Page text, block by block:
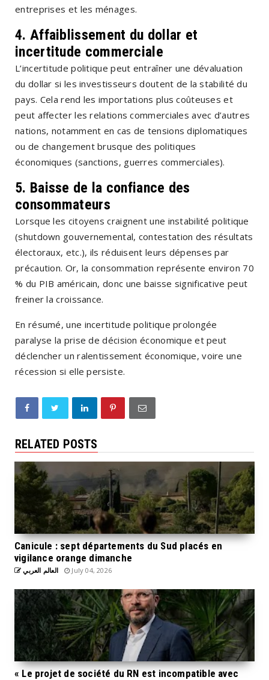
entreprises et les ménages.
4. Affaiblissement du dollar et
incertitude commerciale
L’incertitude politique peut entraîner une dévaluation
du dollar si les investisseurs doutent de la stabilité du
pays. Cela rend les importations plus coûteuses et
peut affecter les relations commerciales avec d’autres
nations, notamment en cas de tensions diplomatiques
ou de changement brusque des politiques
économiques (sanctions, guerres commerciales).
5. Baisse de la confiance des
consommateurs
Lorsque les citoyens craignent une instabilité politique
(shutdown gouvernemental, contestation des résultats
électoraux, etc.), ils réduisent leurs dépenses par
précaution. Or, la consommation représente environ 70
% du PIB américain, donc une baisse significative peut
freiner la croissance.
En résumé, une incertitude politique prolongée
paralyse la prise de décision économique et peut
déclencher un ralentissement économique, voire une
récession si elle persiste.
RELATED POSTS
Canicule : sept départements du Sud placés en
vigilance orange dimanche
العالم العربي July 04, 2026
« Le projet de société du RN est incompatible avec